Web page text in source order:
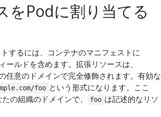
をPodに割り当てる
するには、コンテナのマニフェストに
ールドを含めます。拡張リソースは、
任意のドメインで完全修飾されます。有効な
foo という形式になります。ここ
の組織のドメインで、 foo は記述的なリソ